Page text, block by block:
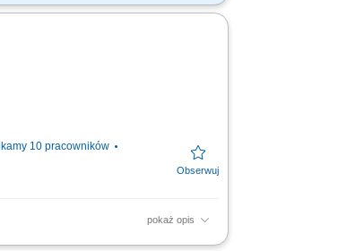
organizacja własnej
10 pracowników
pokaż opis
pozyskiwanie nowych